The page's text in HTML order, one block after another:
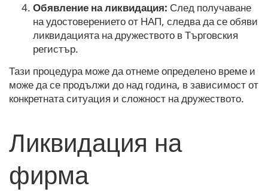
Обявление на ликвидация: След получаване
на удостоверението от НАП, следва да се обяви
ликвидацията на дружеството в Търговския
регистър.
Тази процедура може да отнеме определено време и
може да се продължи до над година, в зависимост от
конкретната ситуация и сложност на дружеството.
Ликвидация на
фирма